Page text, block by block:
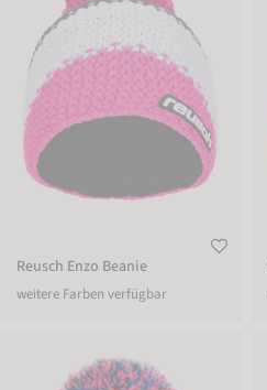
Reusch Enzo Beanie
weitere Farben verfügbar